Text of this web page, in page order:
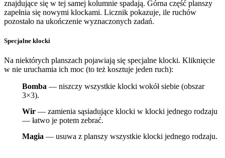
znajdujące się w tej samej kolumnie spadają. Górna część planszy
zapełnia się nowymi klockami. Licznik pokazuje, ile ruchów
pozostało na ukończenie wyznaczonych zadań.
Specjalne klocki
Na niektórych planszach pojawiają się specjalne klocki. Kliknięcie
w nie uruchamia ich moc (to też kosztuje jeden ruch):
Bomba — niszczy wszystkie klocki wokół siebie (obszar
3×3).
Wir — zamienia sąsiadujące klocki w klocki jednego rodzaju
— łatwo je potem zebrać.
Magia — usuwa z planszy wszystkie klocki jednego rodzaju.